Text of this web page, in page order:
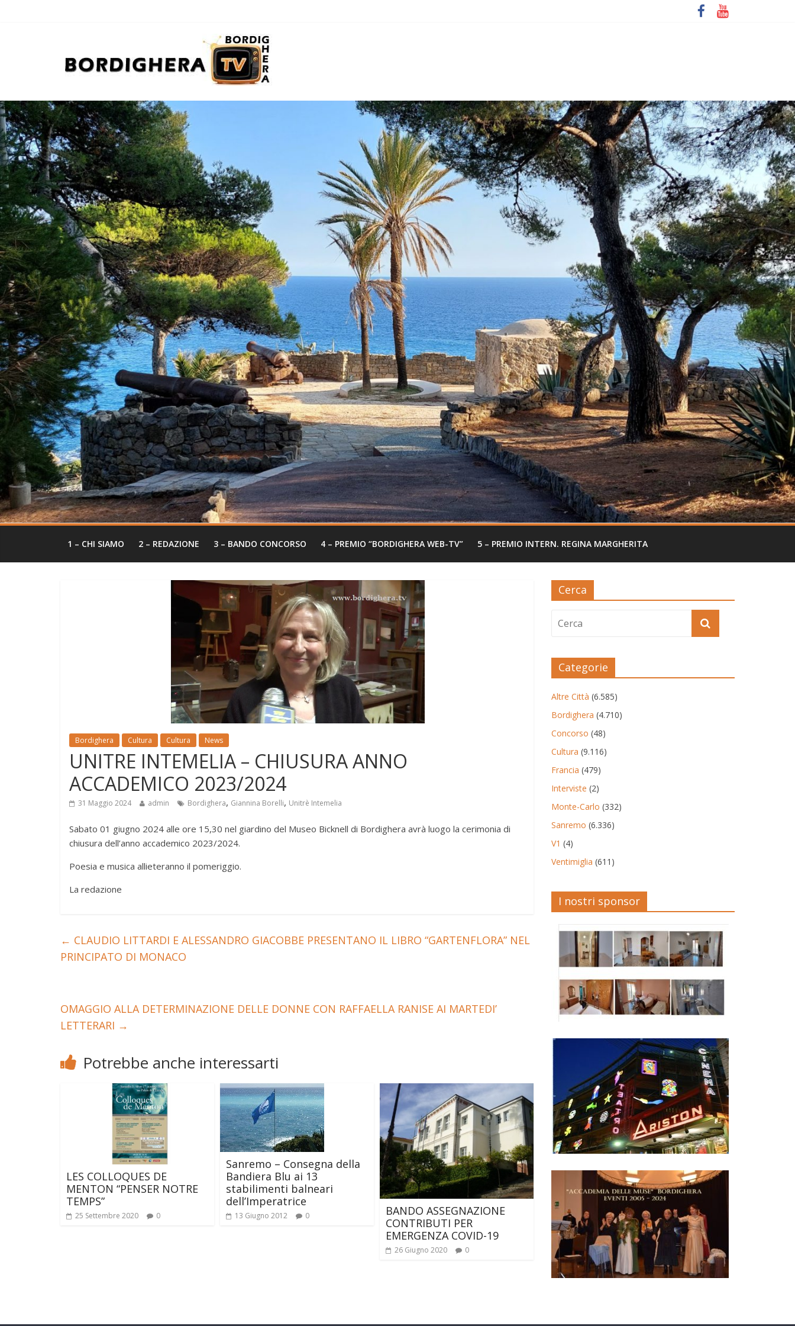
1 – CHI SIAMO 2 – REDAZIONE 3 – BANDO CONCORSO 4 – PREMIO “BORDIGHERA WEB-TV” 5 – PREMIO INTERN. REGINA MARGHERITA
Bordighera Cultura Cultura News
UNITRE INTEMELIA – CHIUSURA ANNO
ACCADEMICO 2023/2024
31 Maggio 2024 admin Bordighera, Giannina Borelli, Unitrè Intemelia
Sabato 01 giugno 2024 alle ore 15,30 nel giardino del Museo Bicknell di Bordighera avrà luogo la cerimonia di
chiusura dell’anno accademico 2023/2024.
Poesia e musica allieteranno il pomeriggio.
La redazione
← CLAUDIO LITTARDI E ALESSANDRO GIACOBBE PRESENTANO IL LIBRO “GARTENFLORA” NEL
PRINCIPATO DI MONACO
OMAGGIO ALLA DETERMINAZIONE DELLE DONNE CON RAFFAELLA RANISE AI MARTEDI’
LETTERARI →
Potrebbe anche interessarti
LES COLLOQUES DE
MENTON “PENSER NOTRE
TEMPS”
25 Settembre 2020 0
Sanremo – Consegna della
Bandiera Blu ai 13
stabilimenti balneari
dell’Imperatrice
13 Giugno 2012 0
BANDO ASSEGNAZIONE
CONTRIBUTI PER
EMERGENZA COVID-19
26 Giugno 2020 0
Cerca
Categorie
Altre Città (6.585)
Bordighera (4.710)
Concorso (48)
Cultura (9.116)
Francia (479)
Interviste (2)
Monte-Carlo (332)
Sanremo (6.336)
V1 (4)
Ventimiglia (611)
I nostri sponsor